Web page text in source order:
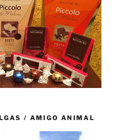
/ AMIGO ANIMAL